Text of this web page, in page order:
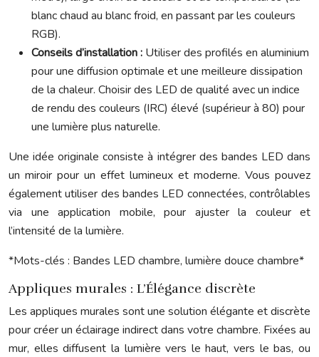
blanc chaud au blanc froid, en passant par les couleurs
RGB).
Conseils d’installation : Utiliser des profilés en aluminium
pour une diffusion optimale et une meilleure dissipation
de la chaleur. Choisir des LED de qualité avec un indice
de rendu des couleurs (IRC) élevé (supérieur à 80) pour
une lumière plus naturelle.
Une idée originale consiste à intégrer des bandes LED dans
un miroir pour un effet lumineux et moderne. Vous pouvez
également utiliser des bandes LED connectées, contrôlables
via une application mobile, pour ajuster la couleur et
l’intensité de la lumière.
*Mots-clés : Bandes LED chambre, lumière douce chambre*
Appliques murales : L’Élégance discrète
Les appliques murales sont une solution élégante et discrète
pour créer un éclairage indirect dans votre chambre. Fixées au
mur, elles diffusent la lumière vers le haut, vers le bas, ou